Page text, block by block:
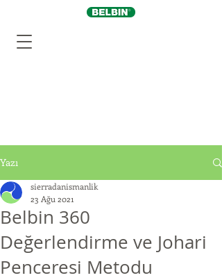
Yazı
Belbin 360
Değerlendirme ve Johari
Penceresi Metodu
sierradanismanlik
23 Ağu 2021